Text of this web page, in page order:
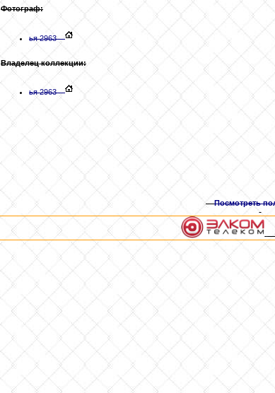
Фотограф:
ья 2963
Владелец коллекции:
ья 2963
Посмотреть